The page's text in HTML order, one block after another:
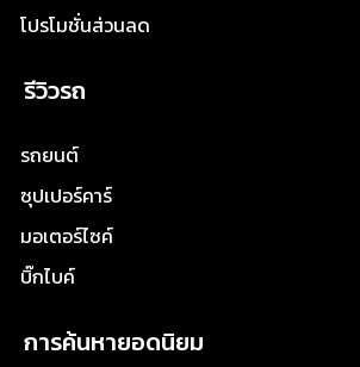
โปรโมชั่นส่วนลด
รีวิวรถ
รถยนต์
ซุปเปอร์คาร์
มอเตอร์ไซค์
บิ๊กไบค์
การค้นหายอดนิยม